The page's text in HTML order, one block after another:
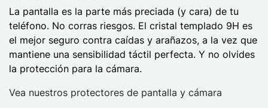
La pantalla es la parte más preciada (y cara) de tu
teléfono. No corras riesgos. El cristal templado 9H es
el mejor seguro contra caídas y arañazos, a la vez que
mantiene una sensibilidad táctil perfecta. Y no olvides
la protección para la cámara.
Vea nuestros protectores de pantalla y cámara